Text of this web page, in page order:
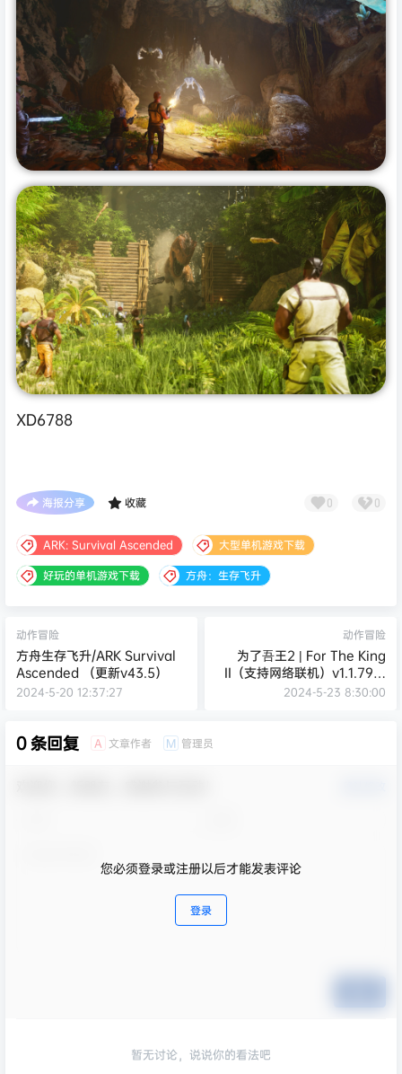
XD6788
海报分享 收藏 0 0
ARK: Survival Ascended
大型单机游戏下载
好玩的单机游戏下载
方舟：生存飞升
动作冒险
方舟生存飞升/ARK Survival
Ascended （更新v43.5）
2024-5-20 12:37:27
动作冒险
为了吾王2 | For The King
II（支持网络联机）v1.1.79联
机版 【3.97GB】
2024-5-23 8:30:00
0 条回复 A 文章作者 M 管理员
您必须登录或注册以后才能发表评论
登录
暂无讨论，说说你的看法吧